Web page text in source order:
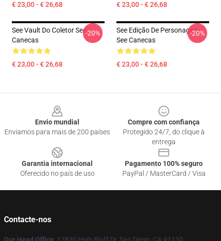
€ 23,00 - € 26,68 € 23,00 - € 26,68
See Vault Do Coletor See
Canecas
€ 23,00 - € 26,68
-20%
See Edição De Personagem
See Canecas
€ 23,00 - € 26,68
-20%
Envio mundial
Enviamos para mais de 200 países
Compre com confiança
Protegido 24/7, do clique à
entrega
Garantia internacional
Oferecido no país de uso
Pagamento 100% seguro
PayPal / MasterCard / Visa
Contacte-nos